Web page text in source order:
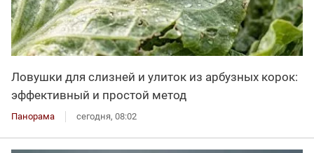
Ловушки для слизней и улиток из арбузных корок:
эффективный и простой метод
Панорама сегодня, 08:02